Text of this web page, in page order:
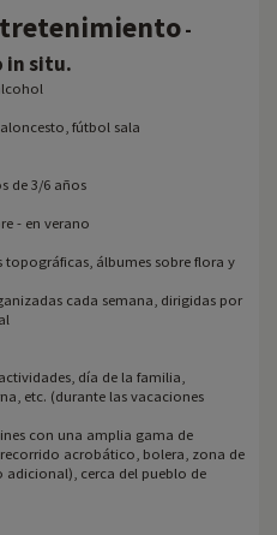
-
in situ.
fútbol sala
de 3/6 años
- en verano
topográficas, álbumes sobre flora y
cada semana, dirigidas por
día de la familia,
etc. (durante las vacaciones
con una amplia gama de
acrobático, bolera, zona de
adicional), cerca del pueblo de